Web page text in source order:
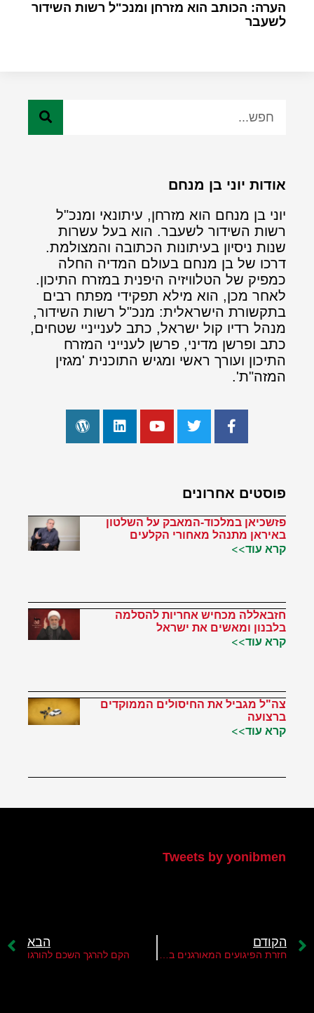
הערה: הכותב הוא מזרחן ומנכ"ל רשות השידור
לשעבר
אודות יוני בן מנחם
יוני בן מנחם הוא מזרחן, עיתונאי ומנכ"ל
רשות השידור לשעבר. הוא בעל עשרות
שנות ניסיון בעיתונות הכתובה והמצולמת.
דרכו של בן מנחם בעולם המדיה החלה
כמפיק של הטלוויזיה היפנית במזרח התיכון.
לאחר מכן, הוא מילא תפקידי מפתח רבים
בתקשורת הישראלית: מנכ"ל רשות השידור,
מנהל רדיו קול ישראל, כתב לענייניי שטחים,
כתב ופרשן מדיני, פרשן לענייני המזרח
התיכון ועורך ראשי ומגיש התוכנית 'מגזין
המזה"ת'.
פוסטים אחרונים
פזשכיאן במלכוד-המאבק על השלטון
באיראן מתנהל מאחורי הקלעים
קרא עוד>>
חזבאללה מכחיש אחריות להסלמה
בלבנון ומאשים את ישראל
קרא עוד>>
צה"ל מגביל את החיסולים הממוקדים
ברצועה
קרא עוד>>
Tweets by yonibmen
הקודם הבא
הקם להרגך השכם להורגו